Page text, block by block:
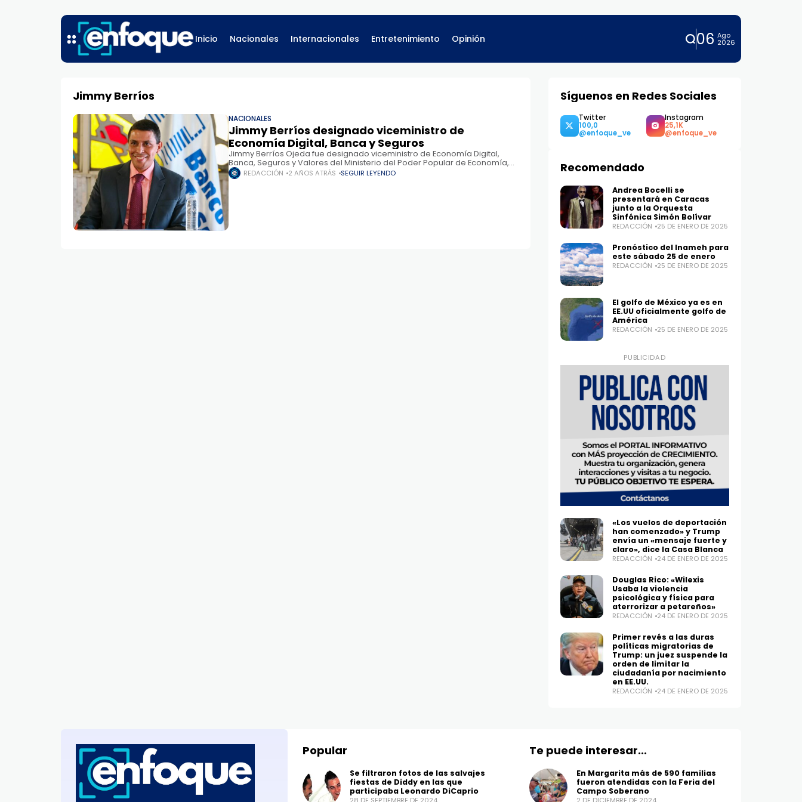
Inicio Nacionales Internacionales Entretenimiento Opinión 06 Ago
2026
Jimmy Berríos
NACIONALES
Jimmy Berríos designado viceministro de
Economía Digital, Banca y Seguros
Jimmy Berríos Ojeda fue designado viceministro de Economía Digital,
Banca, Seguros y Valores del Ministerio del Poder Popular de Economía,
Finanzas y Comercio Exterior, tal como quedó establecido en la
REDACCIÓN 2 AÑOS ATRÁS SEGUIR LEYENDO
Síguenos en Redes Sociales
Twitter
100,0
Recomendado
Andrea Bocelli se
presentará en Caracas
junto a la Orquesta
Sinfónica Simón Bolívar
REDACCIÓN 25 DE ENERO DE 2025
Pronóstico del Inameh para
este sábado 25 de enero
REDACCIÓN 25 DE ENERO DE 2025
El golfo de México ya es en
EE.UU oficialmente golfo de
América
REDACCIÓN 25 DE ENERO DE 2025
PUBLICIDAD
«Los vuelos de deportación
han comenzado» y Trump
envía un «mensaje fuerte y
claro», dice la Casa Blanca
REDACCIÓN 24 DE ENERO DE 2025
Douglas Rico: «Wilexis
Usaba la violencia
psicológica y física para
aterrorizar a petareños»
REDACCIÓN 24 DE ENERO DE 2025
Primer revés a las duras
políticas migratorias de
Trump: un juez suspende la
orden de limitar la
ciudadanía por nacimiento
en EE.UU.
REDACCIÓN 24 DE ENERO DE 2025
Popular
Se filtraron fotos de las salvajes
fiestas de Diddy en las que
participaba Leonardo DiCaprio
Te puede interesar...
En Margarita más de 590 familias
fueron atendidas con la Feria del
Campo Soberano